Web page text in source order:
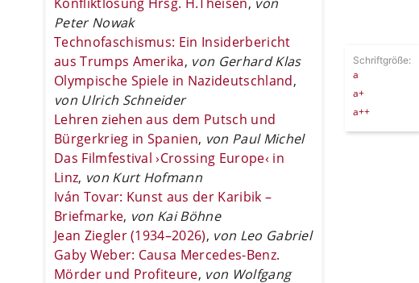
Peter Nowak
Technofaschismus: Ein Insiderbericht
aus Trumps Amerika, von Gerhard Klas
Olympische Spiele in Nazideutschland,
von Ulrich Schneider
Lehren ziehen aus dem Putsch und
Bürgerkrieg in Spanien, von Paul Michel
Das Filmfestival ›Crossing Europe‹ in
Linz, von Kurt Hofmann
Iván Tovar: Kunst aus der Karibik –
Briefmarke, von Kai Böhne
Jean Ziegler (1934–2026), von Leo Gabriel
Gaby Weber: Causa Mercedes-Benz.
Mörder und Profiteure, von Wolfgang
Schriftgröße:
a
a+
a++